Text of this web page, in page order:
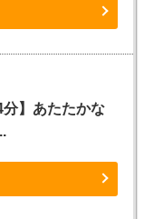
分】あたたかな